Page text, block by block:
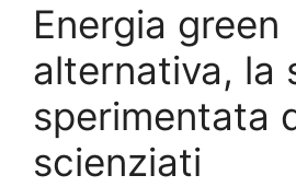
Energia green
alternativa, la
sperimentata
scienziati